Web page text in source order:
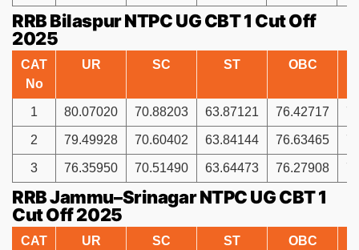
RRB Bilaspur NTPC UG CBT 1 Cut Off
2025
CAT
No
UR SC ST OBC
1 80.07020 70.88203 63.87121 76.42717
2 79.49928 70.60402 63.84144 76.63465
3 76.35950 70.51490 63.64473 76.27908
RRB Jammu–Srinagar NTPC UG CBT 1
Cut Off 2025
CAT
UR SC ST OBC